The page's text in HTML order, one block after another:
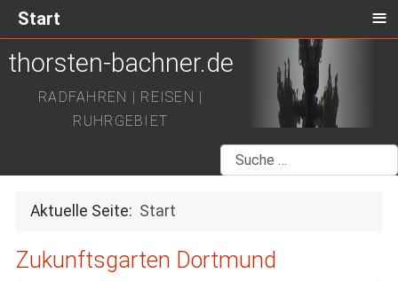
thorsten-bachner.de
RADFAHREN | REISEN |
RUHRGEBIET
Suchen
Aktuelle Seite: Start
Zukunftsgarten Dortmund
Start ≡